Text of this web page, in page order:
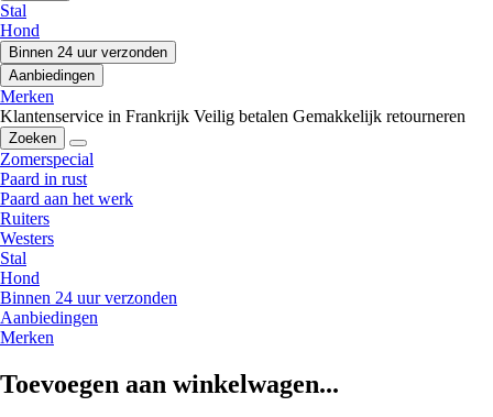
Stal
Hond
Binnen 24 uur verzonden
Aanbiedingen
Merken
Klantenservice in Frankrijk Veilig betalen Gemakkelijk retourneren
Zoeken
Zomerspecial
Paard in rust
Paard aan het werk
Ruiters
Westers
Stal
Hond
Binnen 24 uur verzonden
Aanbiedingen
Merken
Toevoegen aan winkelwagen...